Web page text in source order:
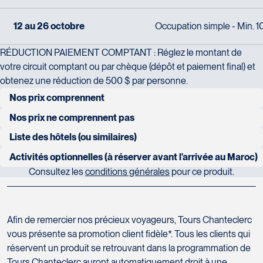
12 au 26 octobre Occupation simple - Min.
RÉDUCTION PAIEMENT COMPTANT : Réglez le montant de
votre circuit comptant ou par chèque (dépôt et paiement final) et
obtenez une réduction de 500 $ par personne.
Nos prix comprennent
Autocar de luxe
Transfert et journée dans le désert en 4X4
Guide francophone
14 petits-déjeuners
14 lunchs
Nos prix ne comprennent pas
Les vols internationaux
Les dépenses personnelles
Thé et café aux repas sauf au petit-déjeuner où ils sont inclus
Les repas ou boissons non indiqués
Les pourboires au personnel hôtelier
Liste des hôtels (ou similaires)
CASABLANCA (2 NUITS) :ROYAL MANSOUR5 étoiles
PALAIS HEURE BLEUE 5 étoiles
VALLÉE DU DADÈS (1 NUIT) :EDEN BOUTIQUE HÔTEL5
étoiles
Activités optionnelles (à réserver avant l'arrivée au Maroc)
Randonnée au Djebel Moussa, une boucle au sommet du mythe!
Au départ du village côtier de Belyounech, cette randonnée en
boucle de 7,22 km vous mène jusqu’au sommet du Djebel
Consultez lesconditions générales pour ce produit.
Afin de remercier nos précieux voyageurs, Tours Chanteclerc
vous présente sa promotion client fidèle*. Tous les clients qui
réservent un produit se retrouvant dans la programmation de